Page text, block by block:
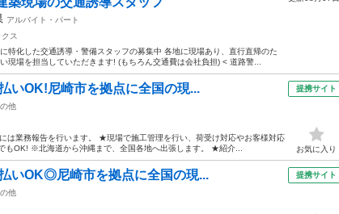
アルバイト・パート
ス
特化した交通誘導・警備スタッフの募集中 各地に現場あり、直行直帰のた
現場を担当していただきます! (もちろん交通費は会社負担) < 道路警...
いOK!尼崎市を拠点に全国の現...
他
業務報告を行います。 ★現場で施工管理を行い、荷受け対応やお客様対応
もOK! ※北海道から沖縄まで、全国各地へ出張します。 ★紹介...
提携サイト
お気に入り
いOK◎尼崎市を拠点に全国の現...
他
提携サイト